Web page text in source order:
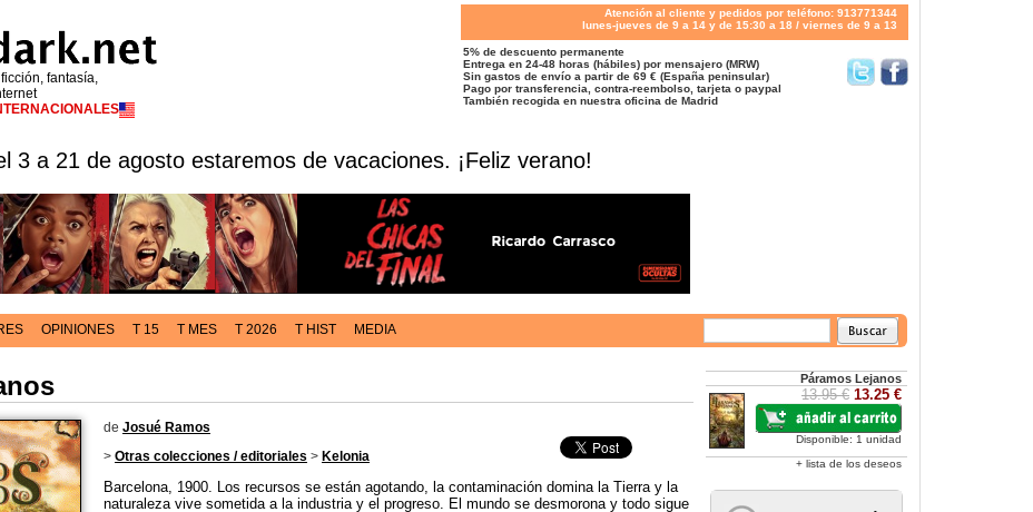
fantasía,
Atención al cliente y pedidos por teléfono: 913771344
lunes-jueves de 9 a 14 y de 15:30 a 18 / viernes de 9 a 13
5% de descuento permanente
Entrega en 24-48 horas (hábiles) por mensajero (MRW)
Sin gastos de envío a partir de 69 € (España peninsular)
Pago por transferencia, contra-reembolso, tarjeta o paypal
También recogida en nuestra oficina de Madrid
3 a 21 de agosto estaremos de vacaciones. ¡Feliz verano!
OPINIONES T 15 T MES T 2026 T HIST MEDIA
de Josué Ramos
> Otras colecciones / editoriales > Kelonia
Barcelona, 1900. Los recursos se están agotando, la contaminación domina la Tierra y la
naturaleza vive sometida a la industria y el progreso. El mundo se desmorona y todo sigue
Páramos Lejanos
13.95 € 13.25 €
Disponible: 1 unidad
+ lista de los deseos